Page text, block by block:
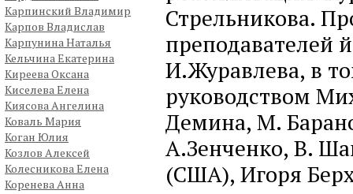
Карпинский Владимир
Карпов Владислав
Карпунина Наталья
Кельчина Екатерина
Киреева Оксана
Киселева Елена
Киясова Ангелина
Коваль Мария
Коган Юлия
Козлов Алексей
Колесникова Елена
Коренева Анна
Стрельникова.
преподавателей
И.Журавлева, в
руководством
Демина, М.
А.Зенченко, В.
(США), Игоря